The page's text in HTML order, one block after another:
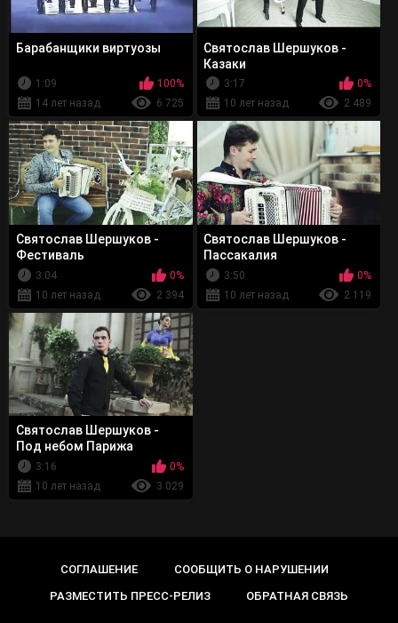
Барабанщики виртуозы
1:09
100%
14 лет назад
6 725
Святослав Шершуков -
Казаки
3:17
0%
10 лет назад
2 489
Святослав Шершуков -
Фестиваль
3:04
0%
10 лет назад
2 394
Святослав Шершуков -
Пассакалия
3:50
0%
10 лет назад
2 119
Святослав Шершуков -
Под небом Парижа
3:16
0%
10 лет назад
3 029
СОГЛАШЕНИЕ
СООБЩИТЬ О НАРУШЕНИИ
РАЗМЕСТИТЬ ПРЕСС-РЕЛИЗ
ОБРАТНАЯ СВЯЗЬ